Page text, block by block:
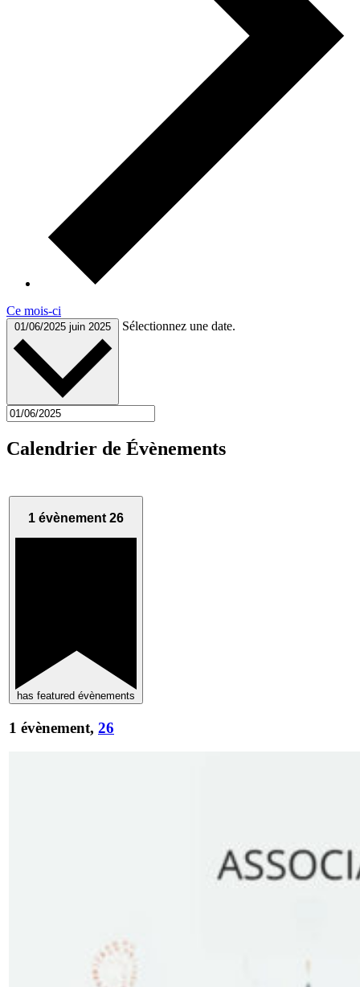
Ce mois-ci
01/06/2025 juin 2025 Sélectionnez une date.
Calendrier de Évènements
1 évènement 26
has featured évènements
1 évènement, 26